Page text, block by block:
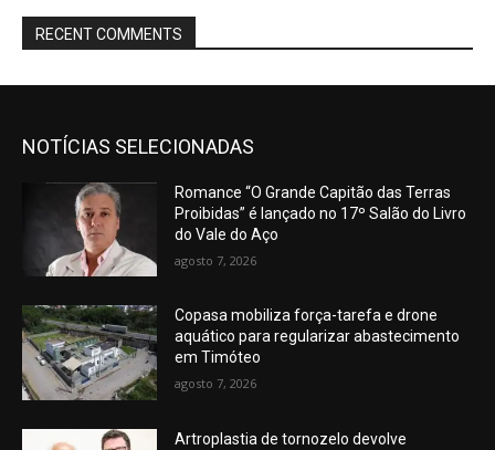
RECENT COMMENTS
NOTÍCIAS SELECIONADAS
Romance “O Grande Capitão das Terras
Proibidas” é lançado no 17º Salão do Livro
do Vale do Aço
agosto 7, 2026
Copasa mobiliza força-tarefa e drone
aquático para regularizar abastecimento
em Timóteo
agosto 7, 2026
Artroplastia de tornozelo devolve